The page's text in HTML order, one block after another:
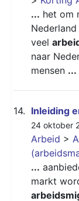
... het om
veel
naar
mensen ...
14. Inleiding
24 oktober
Arbeid >
...
markt